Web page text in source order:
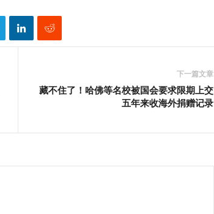
下一篇文章
藏不住了！哈佛等名校被国会要求限期上交
五年来收海外捐赠记录